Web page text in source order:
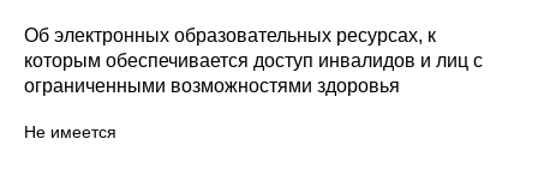
Об электронных образовательных ресурсах, к
которым обеспечивается доступ инвалидов и лиц с
ограниченными возможностями здоровья
Не имеется